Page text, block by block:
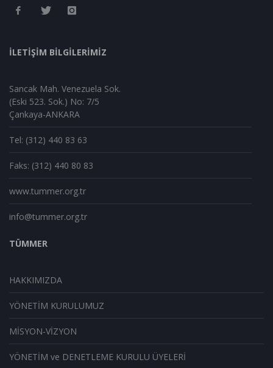
İLETİŞİM BİLGİLERİMİZ
Sancak Mah. Venezuela Sok.
(Eski 523. Sok.) No: 7/5
Çankaya-ANKARA
Tel: (312) 440 83 63
Faks: (312) 440 80 83
www.tummer.org.tr
info@tummer.org.tr
TÜMMER
HAKKIMIZDA
YÖNETİM KURULUMUZ
MİSYON-VİZYON
YÖNETİM ve DENETLEME KURULU ÜYELERİ